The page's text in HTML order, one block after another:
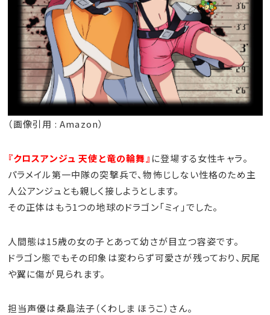
（画像引用 : Amazon）
『クロスアンジュ 天使と竜の輪舞』 に登場する女性キャラ。
パラメイル第一中隊の突撃兵で、物怖じしない性格のため主
人公アンジュとも親しく接しようとします。
その正体はもう1つの地球のドラゴン「ミィ」でした。
人間態は15歳の女の子とあって幼さが目立つ容姿です。
ドラゴン態でもその印象は変わらず可愛さが残っており、尻尾
や翼に傷が見られます。
担当声優は桑島法子（くわしま ほうこ）さん。